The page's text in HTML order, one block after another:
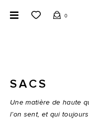
0
SACS
Une matière de haute
l’on sent, et qui